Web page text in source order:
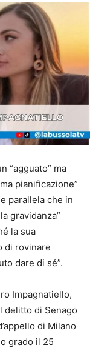
“agguato” ma
pianificazione”
parallela che in
gravidanza”
la sua
di rovinare
dare di sé”.
Impagnatiello,
delitto di Senago
di Milano
grado il 25